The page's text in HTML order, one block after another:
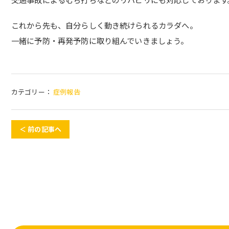
これから先も、自分らしく動き続けられるカラダへ。
一緒に予防・再発予防に取り組んでいきましょう。
カテゴリー： 症例報告
＜ 前の記事へ